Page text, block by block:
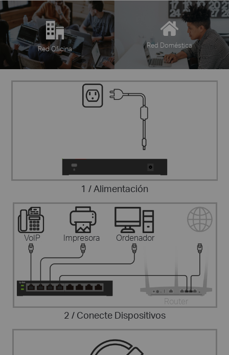
Red Oficina Red Doméstica
1 / Alimentación
VoIP Impresora Ordenador
Router
2 / Conecte Dispositivos